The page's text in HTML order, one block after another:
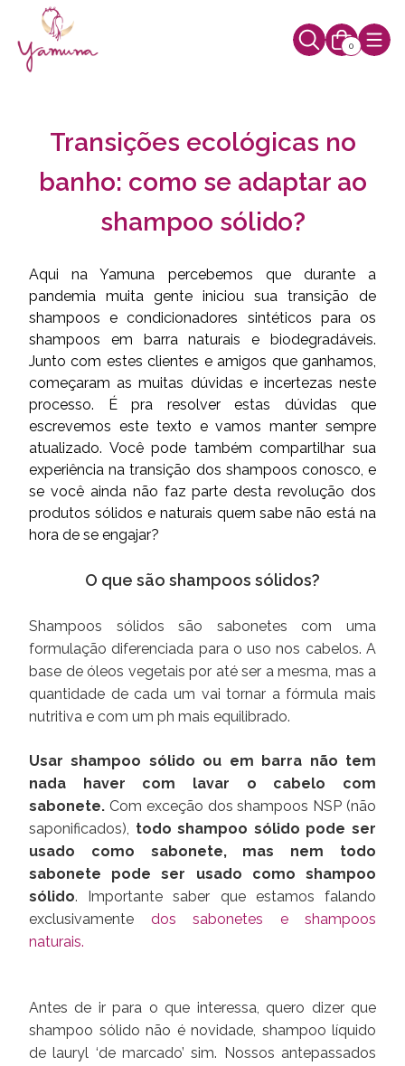
0
Transições ecológicas no
banho: como se adaptar ao
shampoo sólido?
Aqui na Yamuna percebemos que durante a
pandemia muita gente iniciou sua transição de
shampoos e condicionadores sintéticos para os
shampoos em barra naturais e biodegradáveis.
Junto com estes clientes e amigos que ganhamos,
começaram as muitas dúvidas e incertezas neste
processo. É pra resolver estas dúvidas que
escrevemos este texto e vamos manter sempre
atualizado. Você pode também compartilhar sua
experiência na transição dos shampoos conosco, e
se você ainda não faz parte desta revolução dos
produtos sólidos e naturais quem sabe não está na
hora de se engajar?
O que são shampoos sólidos?
Shampoos sólidos são sabonetes com uma
formulação diferenciada para o uso nos cabelos. A
base de óleos vegetais por até ser a mesma, mas a
quantidade de cada um vai tornar a fórmula mais
nutritiva e com um ph mais equilibrado.
Usar shampoo sólido ou em barra não tem
nada haver com lavar o cabelo com
sabonete. Com exceção dos shampoos NSP (não
saponificados), todo shampoo sólido pode ser
usado como sabonete, mas nem todo
sabonete pode ser usado como shampoo
sólido. Importante saber que estamos falando
exclusivamente dos sabonetes e shampoos
naturais.
Antes de ir para o que interessa, quero dizer que
shampoo sólido não é novidade, shampoo líquido
de lauryl ‘de marcado’ sim. Nossos antepassados